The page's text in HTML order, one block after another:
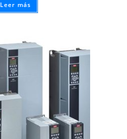
Leer más